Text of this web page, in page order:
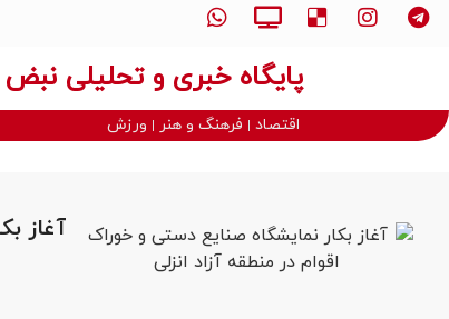
پایگاه خبری و تحلیلی
اقتصاد فرهنگ و هنر ورزش
آغاز